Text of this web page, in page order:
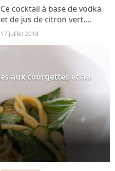
Ce cocktail à base de vodka
et de jus de citron vert.
Savoureux et rafraîchissant, il
est parfait pour être savouré
lors d'une soirée d'été ou lors
besoin...
17 juillet 2018
aux courgettes et au